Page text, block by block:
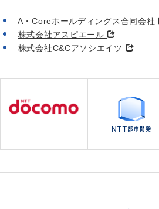
A・Coreホールディングス合同会社
株式会社アスピエール
株式会社C&Cアソシエイツ